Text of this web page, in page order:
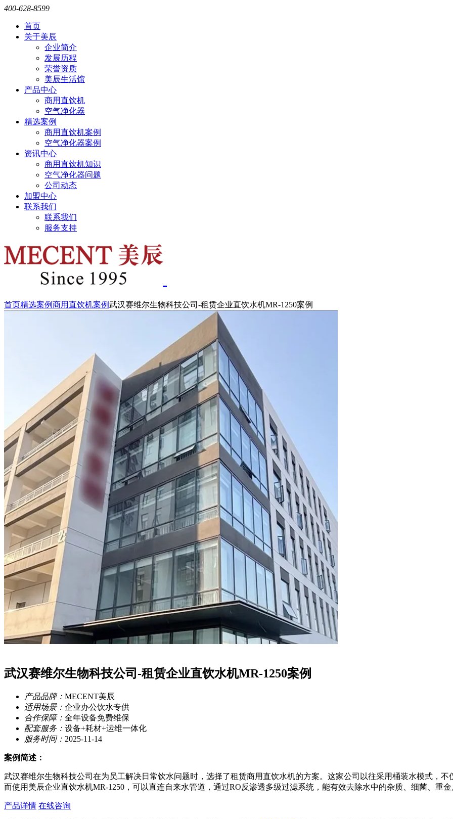
400-628-8599
首页
关于美辰
企业简介
发展历程
荣誉资质
美辰生活馆
产品中心
商用直饮机
空气净化器
精选案例
商用直饮机案例
空气净化器案例
资讯中心
商用直饮机知识
空气净化器问题
公司动态
加盟中心
联系我们
联系我们
服务支持
首页精选案例商用直饮机案例武汉赛维尔生物科技公司-租赁企业直饮水机MR-1250案例
武汉赛维尔生物科技公司-租赁企业直饮水机MR-1250案例
产品品牌： MECENT美辰
适用场景： 企业办公饮水专供
合作保障： 全年设备免费维保
配套服务： 设备+耗材+运维一体化
服务时间： 2025-11-14
案例简述：
武汉赛维尔生物科技公司在为员工解决日常饮水问题时，选择了租赁商用直饮水机的方案。这家公司以往采用桶装水模式，
而使用美辰企业直饮水机MR-1250，可以直连自来水管道，通过RO反渗透多级过滤系统，能有效去除水中的杂质、细菌、重
产品详情 在线咨询